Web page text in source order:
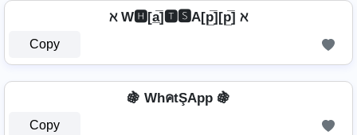
ℵ W🅷[a̲̅]🆃🆂A[p̲̅][p̲̅] ℵ
Copy
🍇 WhคtŞApp 🍇
Copy